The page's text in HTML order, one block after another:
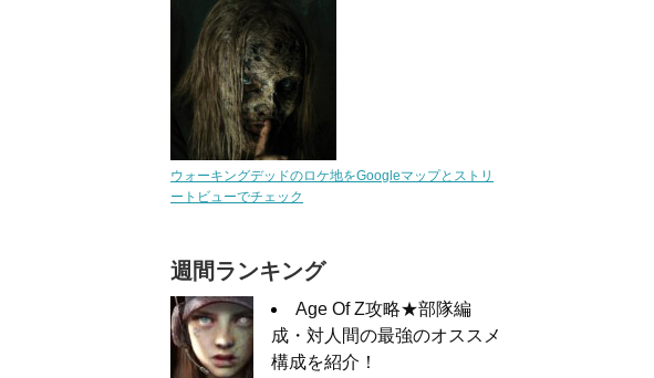
ウォーキングデッドのロケ地をGoogleマップとストリ
ートビューでチェック
週間ランキング
Age Of Z攻略★部隊編
成・対人間の最強のオススメ
構成を紹介！